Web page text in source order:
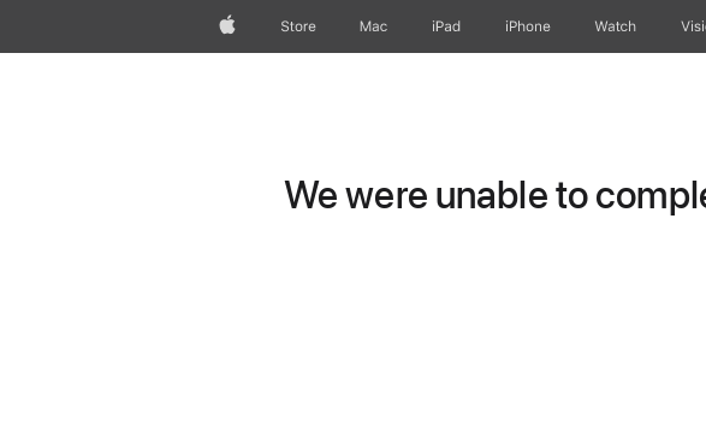
AppleStore Mac iPad iPhone Watch
We were unable to